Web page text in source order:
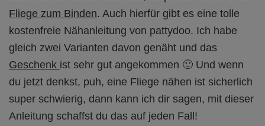
Fliege zum Binden. Auch hierfür gibt es eine tolle
kostenfreie Nähanleitung von pattydoo. Ich habe
gleich zwei Varianten davon genäht und das
Geschenk ist sehr gut angekommen 🙂 Und wenn
du jetzt denkst, puh, eine Fliege nähen ist sicherlich
super schwierig, dann kann ich dir sagen, mit dieser
Anleitung schaffst du das auf jeden Fall!